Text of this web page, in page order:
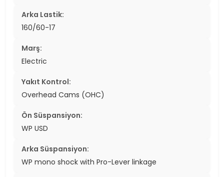
Arka Lastik:
160/60-17
Marş:
Electric
Yakıt Kontrol:
Overhead Cams (OHC)
Ön Süspansiyon:
WP USD
Arka Süspansiyon:
WP mono shock with Pro-Lever linkage